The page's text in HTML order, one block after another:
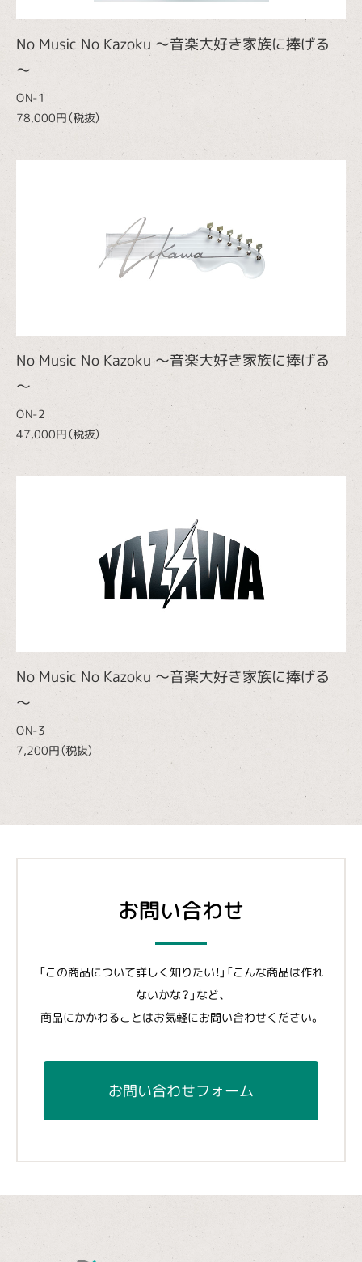
No Music No Kazoku ～音楽大好き家族に捧げる
～
ON-1
78,000円（税抜）
No Music No Kazoku ～音楽大好き家族に捧げる
～
ON-2
47,000円（税抜）
No Music No Kazoku ～音楽大好き家族に捧げる
～
ON-3
7,200円（税抜）
お問い合わせ
「この商品について詳しく知りたい！」「こんな商品は作れ
ないかな？」など、
商品にかかわることはお気軽にお問い合わせください。
お問い合わせフォーム